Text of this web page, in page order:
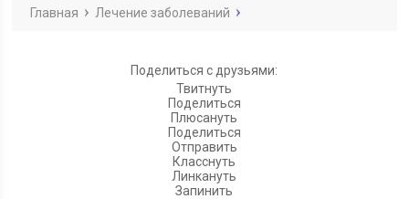
Главная Лечение заболеваний
Поделиться с друзьями:
Твитнуть
Поделиться
Плюсануть
Поделиться
Отправить
Класснуть
Линкануть
Запинить